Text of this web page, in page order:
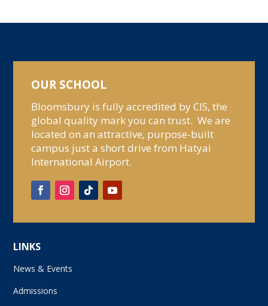
OUR SCHOOL
Bloomsbury is fully accredited by CIS, the
global quality mark you can trust. We are
located on an attractive, purpose-built
campus just a short drive from Hatyai
International Airport.
LINKS
News & Events
Admissions